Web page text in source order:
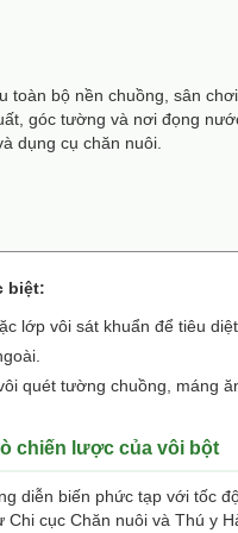
toàn bộ nền chuồng, sân
góc tường và nơi đọng
dụng cụ chăn nuôi.
biệt:
lớp vôi sát khuẩn để tiêu
quét tường chuồng, máng
chiến lược của vôi bột
diễn biến phức tạp với tốc
cục Chăn nuôi và Thú y